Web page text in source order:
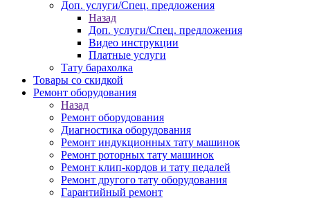
Доп. услуги/Спец. предложения
Назад
Доп. услуги/Спец. предложения
Видео инструкции
Платные услуги
Тату барахолка
Товары со скидкой
Ремонт оборудования
Назад
Ремонт оборудования
Диагностика оборудования
Ремонт индукционных тату машинок
Ремонт роторных тату машинок
Ремонт клип-кордов и тату педалей
Ремонт другого тату оборудования
Гарантийный ремонт